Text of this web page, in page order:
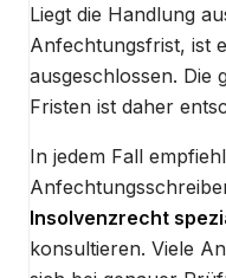
Liegt die Handlung
Anfechtungsfrist, ist
ausgeschlossen. Die
Fristen ist daher
In jedem Fall
Insolvenzrecht
konsultieren. Viele